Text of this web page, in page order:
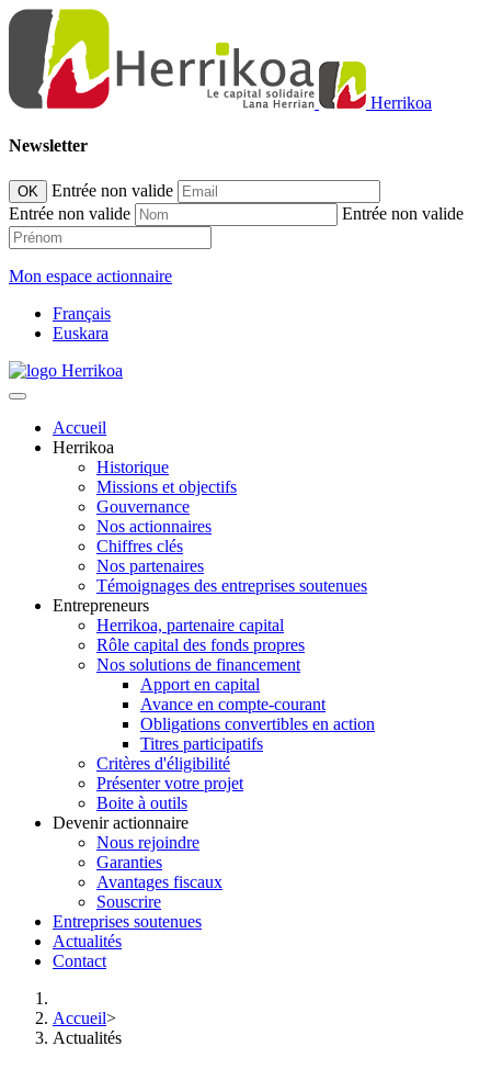
Herrikoa
Newsletter
OK
Entrée non valide
Entrée non valide
Entrée non valide
Mon espace actionnaire
Français
Euskara
Accueil
Herrikoa
Historique
Missions et objectifs
Gouvernance
Nos actionnaires
Chiffres clés
Nos partenaires
Témoignages des entreprises soutenues
Entrepreneurs
Herrikoa, partenaire capital
Rôle capital des fonds propres
Nos solutions de financement
Apport en capital
Avance en compte-courant
Obligations convertibles en action
Titres participatifs
Critères d'éligibilité
Présenter votre projet
Boite à outils
Devenir actionnaire
Nous rejoindre
Garanties
Avantages fiscaux
Souscrire
Entreprises soutenues
Actualités
Contact
Accueil>
Actualités